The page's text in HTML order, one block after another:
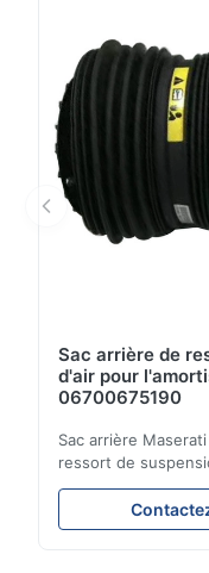
stabiliser votre
Sac arrière de
d'air pour
06700675190
Sac arrière
ressort de
est 100%
originale. Produit :
airbag No. d'OEM :